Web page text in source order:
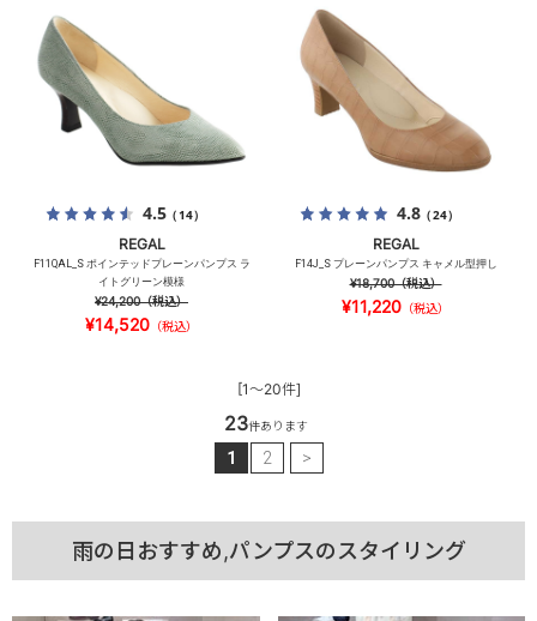
4.5（14）
REGAL
F11QAL_S ポインテッドプレーンパンプス ラ
イトグリーン模様
¥24,200（税込）
¥14,520 （税込）
4.8（24）
REGAL
F14J_S プレーンパンプス キャメル型押し
¥18,700（税込）
¥11,220 （税込）
[1～20件]
23件あります
1 2 >
雨の日おすすめ,パンプスのスタイリング